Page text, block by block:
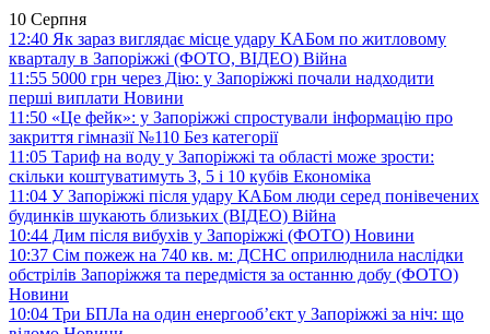
10 Серпня
12:40 Як зараз виглядає місце удару КАБом по житловому
кварталу в Запоріжжі (ФОТО, ВІДЕО) Війна
11:55 5000 грн через Дію: у Запоріжжі почали надходити
перші виплати Новини
11:50 «Це фейк»: у Запоріжжі спростували інформацію про
закриття гімназії №110 Без категорії
11:05 Тариф на воду у Запоріжжі та області може зрости:
скільки коштуватимуть 3, 5 і 10 кубів Економіка
11:04 У Запоріжжі після удару КАБом люди серед понівечених
будинків шукають близьких (ВІДЕО) Війна
10:44 Дим після вибухів у Запоріжжі (ФОТО) Новини
10:37 Сім пожеж на 740 кв. м: ДСНС оприлюднила наслідки
обстрілів Запоріжжя та передмістя за останню добу (ФОТО)
Новини
10:04 Три БПЛа на один енергооб’єкт у Запоріжжі за ніч: що